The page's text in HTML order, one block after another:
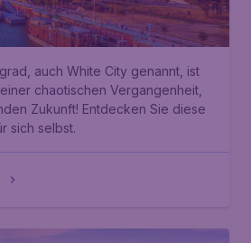
auch White City genannt, ist
chaotischen Vergangenheit,
Zukunft! Entdecken Sie diese
sich selbst.